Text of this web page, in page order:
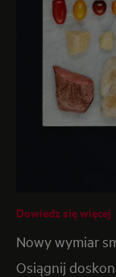
Dowiedz się więcej
Nowy wymiar
Osiągnij